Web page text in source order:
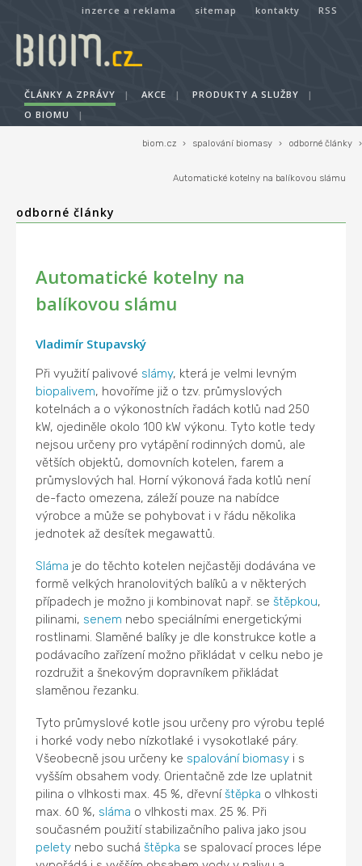
inzerce a reklama sitemap kontakty RSS
ČLÁNKY A ZPRÁVY | AKCE | PRODUKTY A SLUŽBY
|
O BIOMU
|
biom.cz › spalování biomasy › odborné články ›
Automatické kotelny na balíkovou slámu
odborné články
Automatické kotelny na
balíkovou slámu
Vladimír Stupavský
Při využití palivové slámy, která je velmi levným
biopalivem, hovoříme již o tzv. průmyslových
kotelnách a o výkonostních řadách kotlů nad 250
kW, ojediněle okolo 100 kW výkonu. Tyto kotle tedy
nejsou určeny pro vytápění rodinných domů, ale
větších objektů, domovních kotelen, farem a
průmyslových hal. Horní výkonová řada kotlů není
de-facto omezena, záleží pouze na nabídce
výrobce a může se pohybovat i v řádu několika
jednotek až desítek megawattů.
Sláma je do těchto kotelen nejčastěji dodávána ve
formě velkých hranolovitých balíků a v některých
případech je možno ji kombinovat např. seštěpkou,
pilinami, senem nebo speciálními energetickými
rostlinami. Slaměné balíky je dle konstrukce kotle a
podávacího zařízení možno přikládat v celku nebo je
rozdružit a šnekovým dopravníkem přikládat
slaměnou řezanku.
Tyto průmyslové kotle jsou určeny pro výrobu teplé
i horké vody nebo nízkotlaké i vysokotlaké páry.
Všeobecně jsou určeny ke spalování biomasy i s
vyšším obsahem vody. Orientačně zde lze uplatnit
pilina o vlhkosti max. 45 %, dřevníštěpka o vlhkosti
max. 60 %, sláma o vlhkosti max. 25 %. Při
současném použití stabilizačního paliva jako jsou
pelety nebo sucháštěpka se spalovací proces lépe